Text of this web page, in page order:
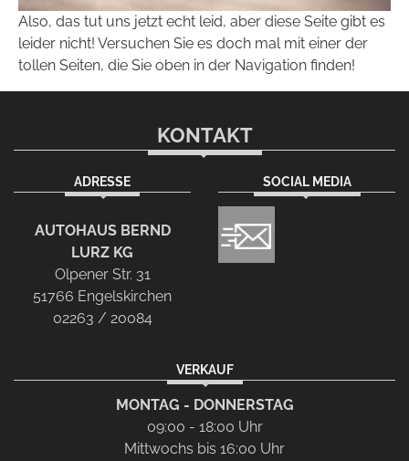
Also, das tut uns jetzt echt leid, aber diese Seite gibt es
leider nicht! Versuchen Sie es doch mal mit einer der
tollen Seiten, die Sie oben in der Navigation finden!
KONTAKT
ADRESSE
AUTOHAUS BERND
LURZ KG
Olpener Str. 31
51766 Engelskirchen
02263 / 20084
SOCIAL MEDIA
VERKAUF
MONTAG - DONNERSTAG
09:00 - 18:00 Uhr
Mittwochs bis 16:00 Uhr